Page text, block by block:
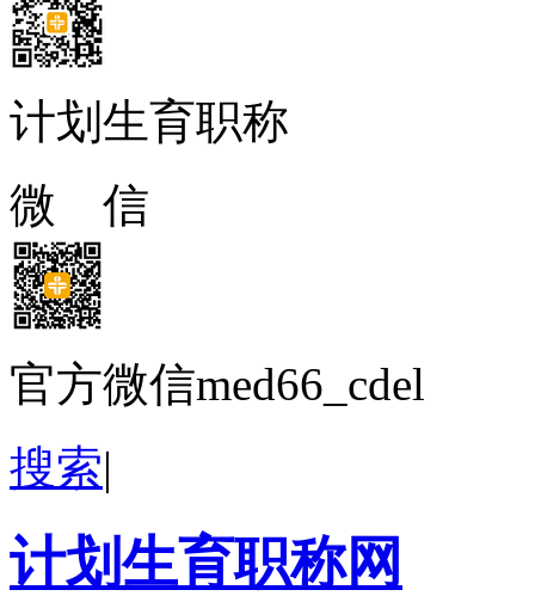
计划生育职称
微 信
官方微信med66_cdel
搜索|
计划生育职称网